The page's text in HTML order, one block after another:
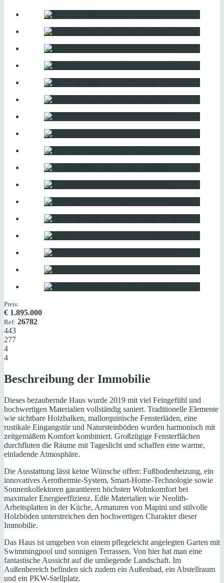
Preis:
€ 1.895.000
Ref: 26782
443
277
4
4
Beschreibung der Immobilie
Dieses bezaubernde Haus wurde 2019 mit viel Feingefühl und
hochwertigen Materialien vollständig saniert. Traditionelle Elemente
wie sichtbare Holzbalken, mallorquinische Fensterläden, eine
rustikale Eingangstür und Natursteinböden wurden harmonisch mit
zeitgemäßem Komfort kombiniert. Großzügige Fensterflächen
durchfluten die Räume mit Tageslicht und schaffen eine warme,
einladende Atmosphäre.
Die Ausstattung lässt keine Wünsche offen: Fußbodenheizung, ein
innovatives Aerothermie-System, Smart-Home-Technologie sowie
Sonnenkollektoren garantieren höchsten Wohnkomfort bei
maximaler Energieeffizienz. Edle Materialien wie Neolith-
Arbeitsplatten in der Küche, Armaturen von Mapini und stilvolle
Holzböden unterstreichen den hochwertigen Charakter dieser
Immobilie.
Das Haus ist umgeben von einem pflegeleicht angelegten Garten mit
Swimmingpool und sonnigen Terrassen. Von hier hat man eine
fantastische Aussicht auf die umliegende Landschaft. Im
Außenbereich befinden sich zudem ein Außenbad, ein Abstellraum
und ein PKW-Stellplatz.